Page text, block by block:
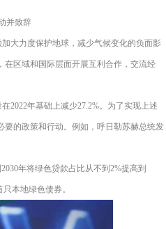
并致辞
大力度保护地球，减少气候变化的负面影
区域和国际层面开展互利合作，交流经
在2022年基础上减少27.2%。为了实现上述
要的政策和行动。例如，呼日勒苏赫总统发
2030年将绿色贷款占比从不到 2%提高到
本地绿色债券。